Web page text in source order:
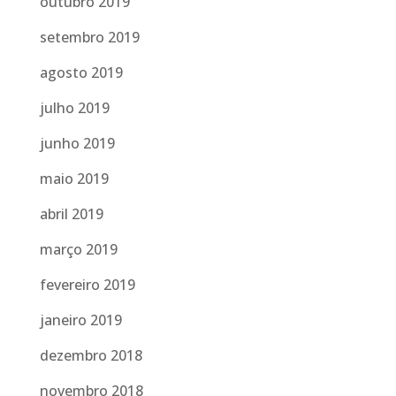
setembro 2019
agosto 2019
julho 2019
junho 2019
maio 2019
abril 2019
março 2019
fevereiro 2019
janeiro 2019
dezembro 2018
novembro 2018